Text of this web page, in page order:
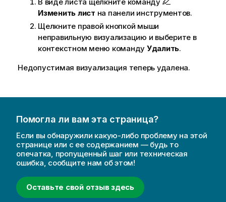
Изменить лист на панели инструментов.
Щелкните правой кнопкой мыши
неправильную визуализацию и выберите в
контекстном меню команду Удалить.
Недопустимая визуализация теперь удалена.
Помогла ли вам эта страница?
Если вы обнаружили какую-либо проблему на этой
странице или с ее содержанием — будь то
опечатка, пропущенный шаг или техническая
ошибка, сообщите нам об этом!
Оставьте свой отзыв здесь